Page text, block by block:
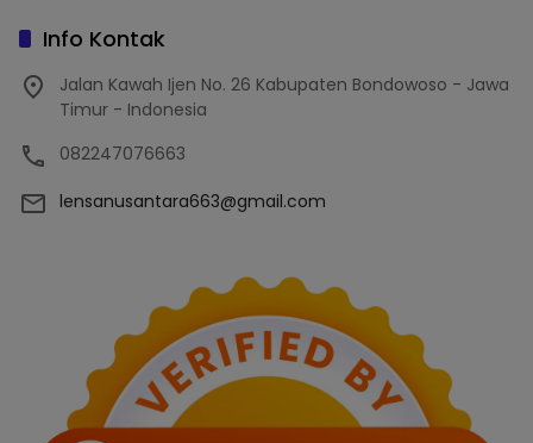
Info Kontak
Jalan Kawah Ijen No. 26 Kabupaten Bondowoso - Jawa
Timur - Indonesia
082247076663
lensanusantara663@gmail.com